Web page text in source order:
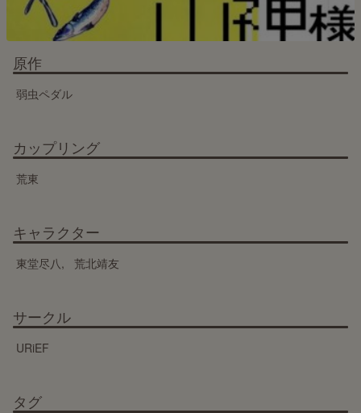
原作
弱虫ペダル
カップリング
荒東
キャラクター
東堂尽八 荒北靖友
サークル
URiEF
タグ